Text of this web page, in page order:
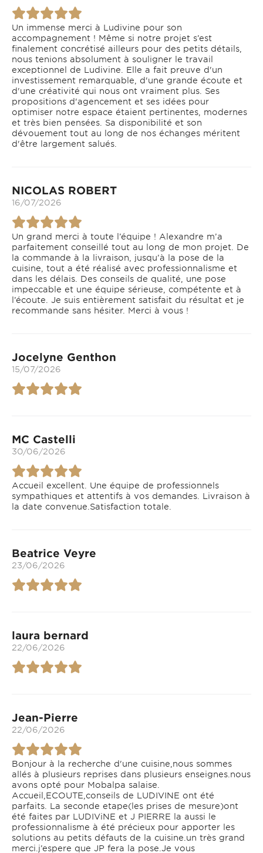
Un immense merci à Ludivine pour son
accompagnement ! Même si notre projet s’est
finalement concrétisé ailleurs pour des petits détails,
nous tenions absolument à souligner le travail
exceptionnel de Ludivine. Elle a fait preuve d'un
investissement remarquable, d'une grande écoute et
d'une créativité qui nous ont vraiment plus. Ses
propositions d'agencement et ses idées pour
optimiser notre espace étaient pertinentes, modernes
et très bien pensées. Sa disponibilité et son
dévouement tout au long de nos échanges méritent
d'être largement salués.
NICOLAS ROBERT
16/07/2026
Un grand merci à toute l’équipe ! Alexandre m’a
parfaitement conseillé tout au long de mon projet. De
la commande à la livraison, jusqu’à la pose de la
cuisine, tout a été réalisé avec professionnalisme et
dans les délais. Des conseils de qualité, une pose
impeccable et une équipe sérieuse, compétente et à
l’écoute. Je suis entièrement satisfait du résultat et je
recommande sans hésiter. Merci à vous !
Jocelyne Genthon
15/07/2026
MC Castelli
30/06/2026
Accueil excellent. Une équipe de professionnels
sympathiques et attentifs à vos demandes. Livraison à
la date convenue.Satisfaction totale.
Beatrice Veyre
23/06/2026
laura bernard
22/06/2026
Jean-Pierre
22/06/2026
Bonjour à la recherche d'une cuisine,nous sommes
allés à plusieurs reprises dans plusieurs enseignes.nous
avons opté pour Mobalpa salaise.
Accueil,ECOUTE,conseils de LUDIVINE ont été
parfaits. La seconde etape(les prises de mesure)ont
été faites par LUDIViNE et J PIERRE la aussi le
professionnalisme à été précieux pour apporter les
solutions au petits défauts de la cuisine.un très grand
merci.j’espere que JP fera la pose.Je vous